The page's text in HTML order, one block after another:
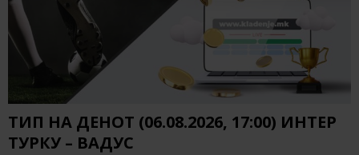
ТИП НА ДЕНОТ (06.08.2026, 17:00) ИНТЕР
ТУРКУ – ВАДУС